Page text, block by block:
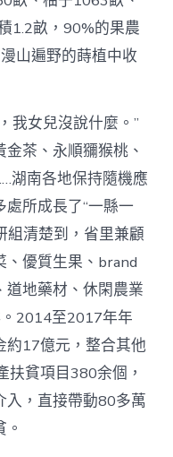
1.2畝，90%的果農
山遍野的蒔植中收
我女兒沒說什麼。”
茶、永順獼猴桃、
湖南各地保持隨機應
所成長了“一縣一
組清楚到，省里兼顧
、優質生果、brand
道地藥材、休閑農業
2014至2017年年
約17億元，整合其他
扶貧項目380余個，
入，直接帶動80多萬